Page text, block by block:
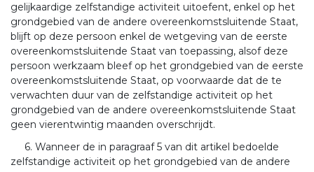
gelijkaardige zelfstandige activiteit uitoefent, enkel op het
grondgebied van de andere overeenkomstsluitende Staat,
blijft op deze persoon enkel de wetgeving van de eerste
overeenkomstsluitende Staat van toepassing, alsof deze
persoon werkzaam bleef op het grondgebied van de eerste
overeenkomstsluitende Staat, op voorwaarde dat de te
verwachten duur van de zelfstandige activiteit op het
grondgebied van de andere overeenkomstsluitende Staat
geen vierentwintig maanden overschrijdt.
6. Wanneer de in paragraaf 5 van dit artikel bedoelde
zelfstandige activiteit op het grondgebied van de andere